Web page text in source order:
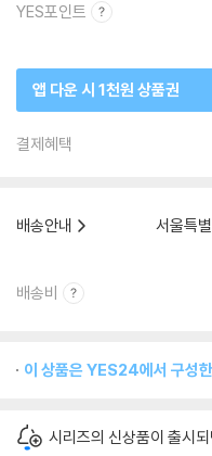
YES포인트
앱 다운 시 1천원 상품권
결제혜택
배송안내
서울특
배송비
이 상품은 YES24에서 구성
시리즈의 신상품이 출시